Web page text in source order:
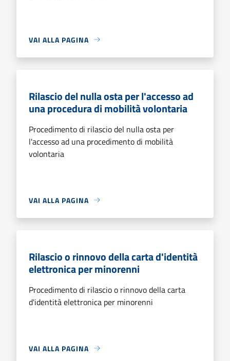
VAI ALLA PAGINA
Rilascio del nulla osta per l'accesso ad
una procedura di mobilità volontaria
Procedimento di rilascio del nulla osta per
l'accesso ad una procedimento di mobilità
volontaria
VAI ALLA PAGINA
Rilascio o rinnovo della carta d'identità
elettronica per minorenni
Procedimento di rilascio o rinnovo della carta
d'identità elettronica per minorenni
VAI ALLA PAGINA